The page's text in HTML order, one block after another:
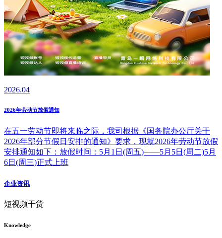
2026.04
2026年劳动节放假通知
在五一劳动节即将来临之际，我司根据《国务院办公厅关于
2026年部分节假日安排的通知》要求，现就2026年劳动节放假
安排通知如下：放假时间：5月1日(周五)——5月5日(周二)5月
6日(周三)正式上班
企业资讯
短视频干货
Knowledge